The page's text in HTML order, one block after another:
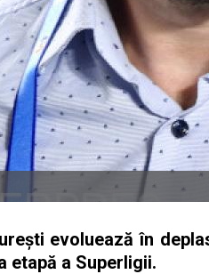
evoluează în
etapă a Superligii.